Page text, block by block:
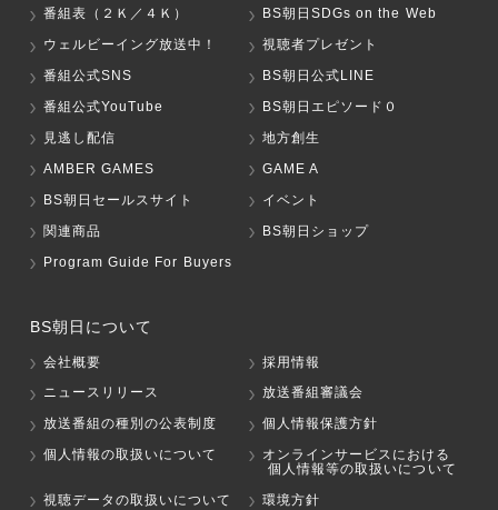
番組表（２Ｋ／４Ｋ）
BS朝日SDGs on the Web
ウェルビーイング放送中！
視聴者プレゼント
番組公式SNS
BS朝日公式LINE
番組公式YouTube
BS朝日エピソード０
見逃し配信
地方創生
AMBER GAMES
GAME A
BS朝日セールスサイト
イベント
関連商品
BS朝日ショップ
Program Guide For Buyers
BS朝日について
会社概要
採用情報
ニュースリリース
放送番組審議会
放送番組の種別の公表制度
個人情報保護方針
個人情報の取扱いについて
オンラインサービスにおける
個人情報等の取扱いについて
視聴データの取扱いについて
環境方針